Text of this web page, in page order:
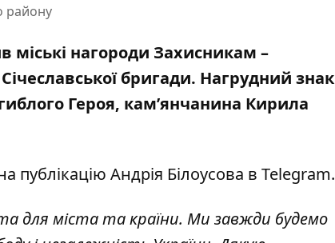
району
міські нагороди Захисникам –
бригади. Нагрудний знак
Героя, кам’янчанина Кирила
публікацію Андрія Білоусова в Telegram.
міста та країни. Ми завжди будемо